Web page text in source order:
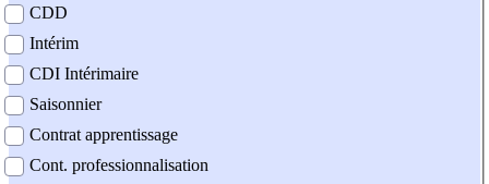
CDD
Intérim
CDI Intérimaire
Saisonnier
Contrat apprentissage
Cont. professionnalisation